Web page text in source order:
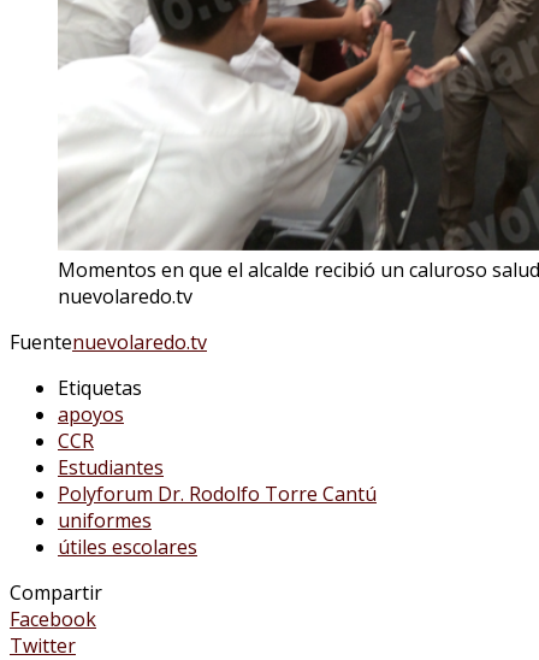
Momentos en que el alcalde recibió un caluroso
nuevolaredo.tv
Fuentenuevolaredo.tv
Etiquetas
apoyos
CCR
Estudiantes
Polyforum Dr. Rodolfo Torre Cantú
uniformes
útiles escolares
Compartir
Facebook
Twitter